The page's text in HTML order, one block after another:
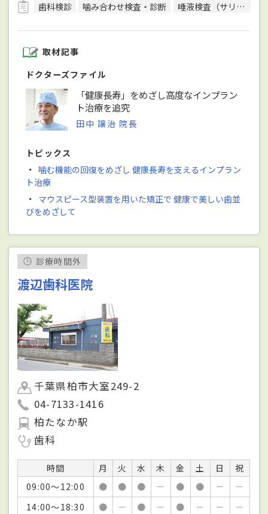
歯科検診 噛み合わせ検査・診断 唾液検査（サリバテスト）
取材記事
ドクターズファイル
「健康長寿」をめざし高度なインプラン
ト治療を追究
田中 譲治 院長
トピックス
・ 噛む機能の回復をめざし 健康長寿を支えるインプラン
ト治療
・ マウスピース型装置を用いた矯正で 健康で美しい歯並
びをめざして
診療時間外
渡辺歯科医院
千葉県柏市大室249-2
04-7133-1416
柏たなか駅
歯科
時間 月 火 水 木 金 土 日
祝
09:00～12:00
● ● ● － ● ● －
－
14:00～18:30
● － ● － ● － －
－